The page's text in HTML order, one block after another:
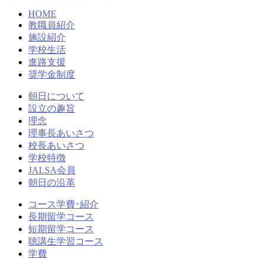
HOME
教職員紹介
施設紹介
学校生活
進路支援
奨学金制度
朝日について
設立の趣旨
理念
理事長あいさつ
校長あいさつ
学校特徴
JALSA会員
朝日の沿革
コース学費･紹介
長期留学コース
短期留学コース
聴講生学習コース
学費